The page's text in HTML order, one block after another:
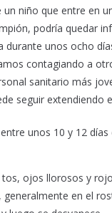
niño que entre en
podría quedar
unos ocho
contagiando a
sanitario más
seguir extendiendo
unos 10 y 12
ojos llorosos y
en el